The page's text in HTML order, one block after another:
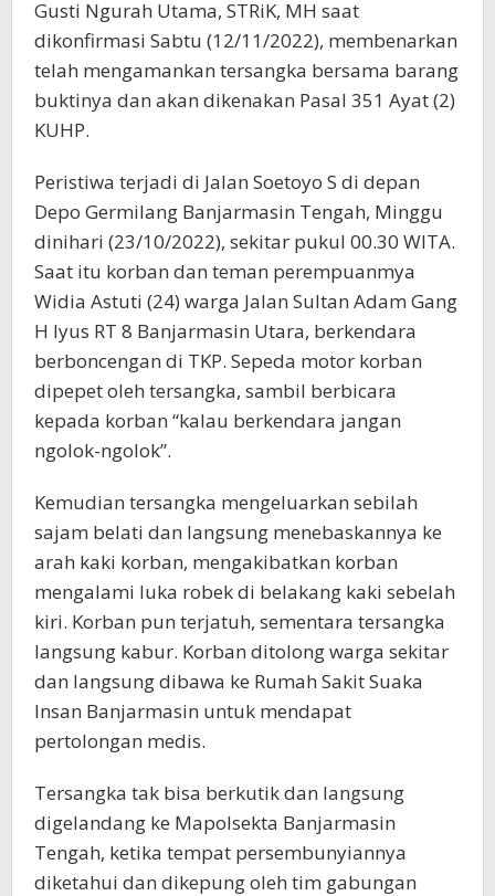
Gusti Ngurah Utama, STRiK, MH saat
dikonfirmasi Sabtu (12/11/2022), membenarkan
telah mengamankan tersangka bersama barang
buktinya dan akan dikenakan Pasal 351 Ayat (2)
KUHP.
Peristiwa terjadi di Jalan Soetoyo S di depan
Depo Germilang Banjarmasin Tengah, Minggu
dinihari (23/10/2022), sekitar pukul 00.30 WITA.
Saat itu korban dan teman perempuanmya
Widia Astuti (24) warga Jalan Sultan Adam Gang
H Iyus RT 8 Banjarmasin Utara, berkendara
berboncengan di TKP. Sepeda motor korban
dipepet oleh tersangka, sambil berbicara
kepada korban “kalau berkendara jangan
ngolok-ngolok”.
Kemudian tersangka mengeluarkan sebilah
sajam belati dan langsung menebaskannya ke
arah kaki korban, mengakibatkan korban
mengalami luka robek di belakang kaki sebelah
kiri. Korban pun terjatuh, sementara tersangka
langsung kabur. Korban ditolong warga sekitar
dan langsung dibawa ke Rumah Sakit Suaka
Insan Banjarmasin untuk mendapat
pertolongan medis.
Tersangka tak bisa berkutik dan langsung
digelandang ke Mapolsekta Banjarmasin
Tengah, ketika tempat persembunyiannya
diketahui dan dikepung oleh tim gabungan